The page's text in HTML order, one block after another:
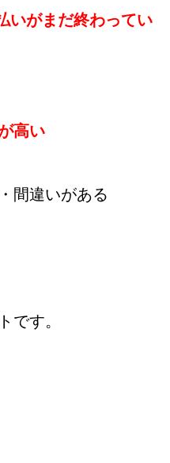
いがまだ終わってい
高い
間違いがある
です。